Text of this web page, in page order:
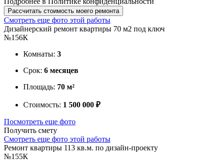
Рассчитать стоимость моего ремонта
Смотреть еще фото этой работы
Дизайнерский ремонт квартиры 70 м2 под ключ
№156К
Комнаты: 3
Срок: 6 месяцев
Площадь: 70 м²
Стоимость: 1 500 000 ₽
Посмотреть еще фото
Получить смету
Смотреть еще фото этой работы
Ремонт квартиры 113 кв.м. по дизайн-проекту
№155К